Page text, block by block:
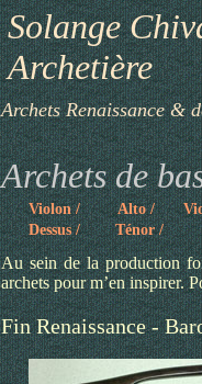
Solange
Archetière
Archets Renaissance &
Archets de
Violon / Alto /
Dessus /
Ténor /
Au sein de la production
archets pour m’en inspirer.
Fin Renaissance -